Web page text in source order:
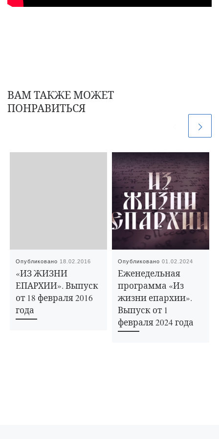
ВАМ ТАКЖЕ МОЖЕТ
ПОНРАВИТЬСЯ
Опубликовано 18.02.2016
«ИЗ ЖИЗНИ
ЕПАРХИИ». Выпуск
от 18 февраля 2016
года
Опубликовано01.02.2024
Еженедельная
программа «Из
жизни епархии».
Выпуск от 1
февраля 2024 года